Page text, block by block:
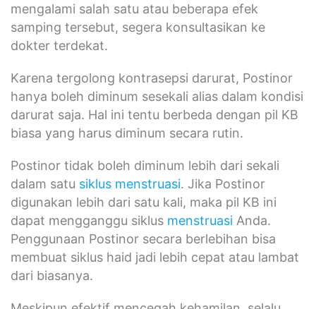
mengalami salah satu atau beberapa efek
samping tersebut, segera konsultasikan ke
dokter terdekat.
Karena tergolong kontrasepsi darurat, Postinor
hanya boleh diminum sesekali alias dalam kondisi
darurat saja. Hal ini tentu berbeda dengan pil KB
biasa yang harus diminum secara rutin.
Postinor tidak boleh diminum lebih dari sekali
dalam satu siklus menstruasi. Jika Postinor
digunakan lebih dari satu kali, maka pil KB ini
dapat mengganggu siklus menstruasi Anda.
Penggunaan Postinor secara berlebihan bisa
membuat siklus haid jadi lebih cepat atau lambat
dari biasanya.